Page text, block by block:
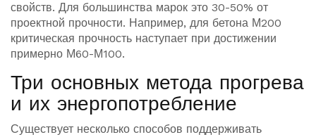
свойств. Для большинства марок это 30-50% от
проектной прочности. Например, для бетона М200
критическая прочность наступает при достижении
примерно М60-М100.
Три основных метода прогрева
и их энергопотребление
Существует несколько способов поддерживать